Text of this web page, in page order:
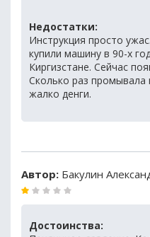
Недостатки:
Инструкция просто
купили машину в 90-х
Киргизстане. Сейчас
Сколько раз промывала
жалко денги.
Автор: Бакулин
Достоинства: